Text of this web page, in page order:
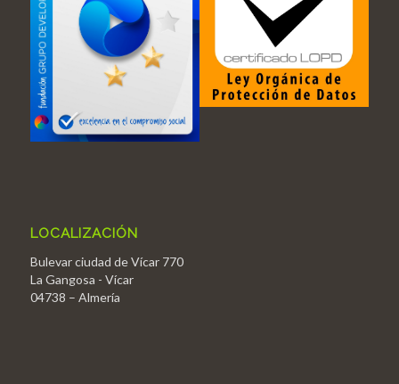
LOCALIZACIÓN
Bulevar ciudad de Vícar 770
La Gangosa - Vícar
04738 – Almería